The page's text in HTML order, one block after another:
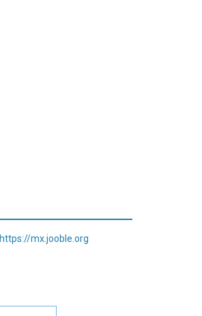
https://mx.jooble.org